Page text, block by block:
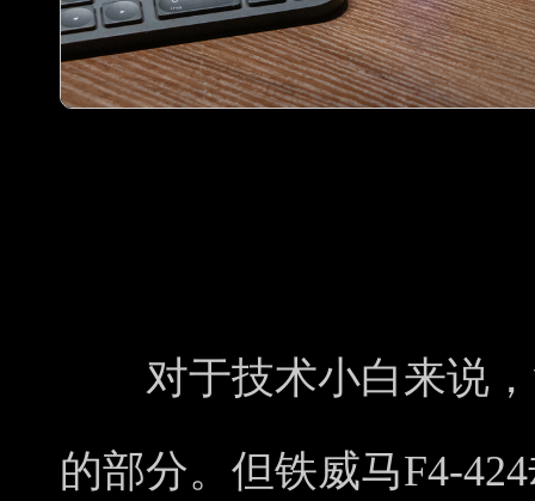
对于技术小白来说，
的部分。但铁威马F4-